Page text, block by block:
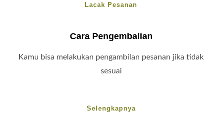
Lacak Pesanan
Cara Pengembalian
Kamu bisa melakukan pengambilan pesanan jika tidak
sesuai
Selengkapnya